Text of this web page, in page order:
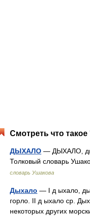
Смотреть что
ДЫХАЛО — ДЫХАЛО,
Толковый словарь
словарь Ушакова
Дыхало — I д ыхало,
горло. II д ыхало ср.
некоторых других